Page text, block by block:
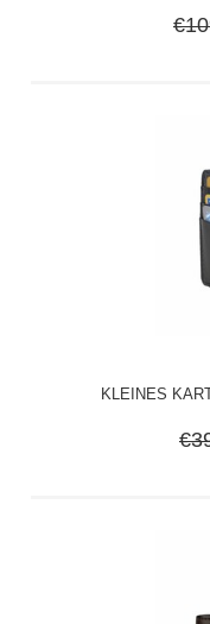
KLEINES